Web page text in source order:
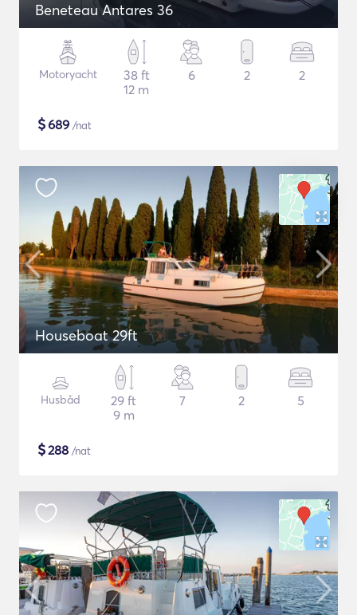
Beneteau Antares 36
Motoryacht
38 ft
12 m
6 2 2
$689 /nat
Houseboat 29ft
Husbåd
29 ft
9 m
7 2 5
$288 /nat